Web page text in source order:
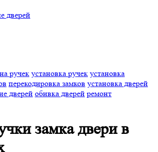
дверей
ручек установка ручек установка
перекодировка замков установка дверей
дверей обивка дверей ремонт
замка двери в